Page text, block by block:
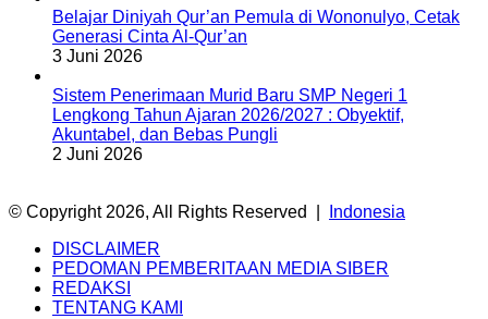
Belajar Diniyah Qur’an Pemula di Wononulyo, Cetak
Generasi Cinta Al-Qur’an
3 Juni 2026
Sistem Penerimaan Murid Baru SMP Negeri 1
Lengkong Tahun Ajaran 2026/2027 : Obyektif,
Akuntabel, dan Bebas Pungli
2 Juni 2026
© Copyright 2026, All Rights Reserved |
Indonesia
DISCLAIMER
PEDOMAN PEMBERITAAN MEDIA SIBER
REDAKSI
TENTANG KAMI